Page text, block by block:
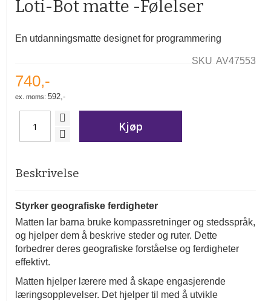
av
Loti-Bot matte -Følelser
En utdanningsmatte designet for programmering
SKU AV47553
740,-
592,-
Kjøp
Beskrivelse
Styrker geografiske ferdigheter
Matten lar barna bruke kompassretninger og stedsspråk,
og hjelper dem å beskrive steder og ruter. Dette
forbedrer deres geografiske forståelse og ferdigheter
effektivt.
Matten hjelper lærere med å skape engasjerende
læringsopplevelser. Det hjelper til med å utvikle